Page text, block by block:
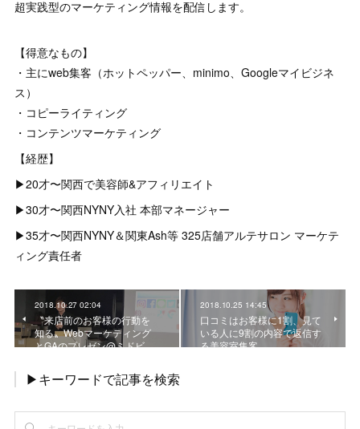
超実践型のマーケティング情報を配信します。
【得意なもの】
・主にweb集客（ホットペッパー、minimo、Googleマイビジネ
ス）
・コピーライティング
・コンテンツマーケティング
【経歴】
▶︎20才〜関西で美容師&アフィリエイト
▶︎30才〜関西NYNY入社 本部マネージャー
▶︎35才〜関西NYNY＆関東Ash等 325店舗アルテサロン マーケテ
ィング責任者
2018.10.27 02:04
〝来店前のお客様の行動を
知る〟Webマーケティング
とGAのプレゼン@ミドビ…
2018.10.25 14:45
口コミはお客様に1割、見て
いる人に9割の内容で返信す
る美容室集客
▶キーワードで記事を検索